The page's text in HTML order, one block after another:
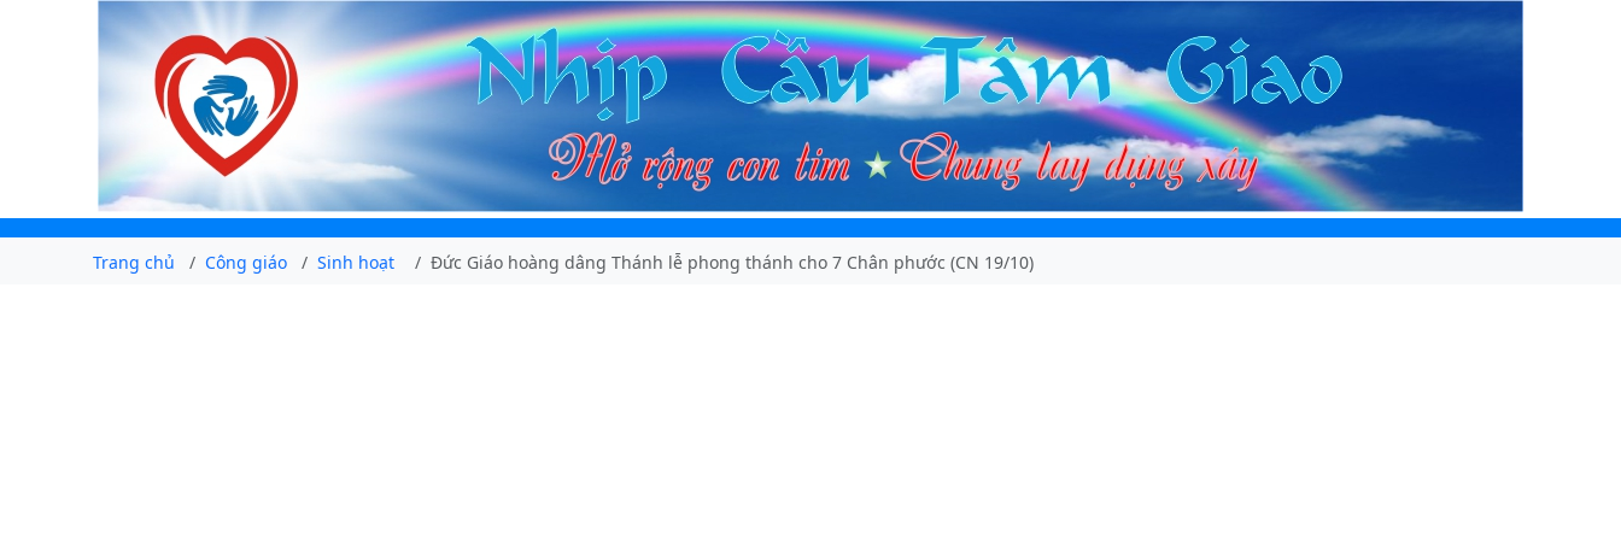
Trang chủ Công giáo Sinh hoạt Đức Giáo hoàng dâng Thánh lễ phong thánh cho 7 Chân phước (CN 19/10)